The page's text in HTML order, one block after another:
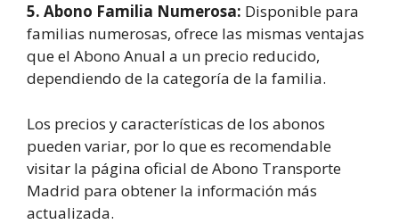
5. Abono Familia Numerosa: Disponible para
familias numerosas, ofrece las mismas ventajas
que el Abono Anual a un precio reducido,
dependiendo de la categoría de la familia.
Los precios y características de los abonos
pueden variar, por lo que es recomendable
visitar la página oficial de Abono Transporte
Madrid para obtener la información más
actualizada.